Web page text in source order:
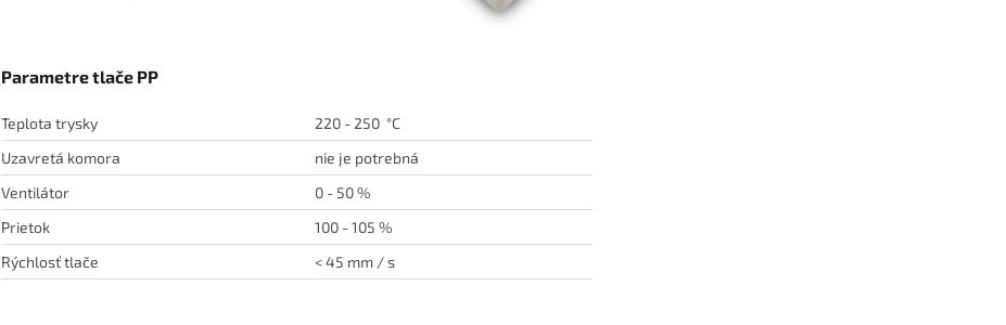
Parametre tlače PP
Teplota trysky
220 - 250 °C
Uzavretá komora
nie je potrebná
Ventilátor
0 - 50 %
Prietok
100 - 105 %
Rýchlosť tlače
< 45 mm / s